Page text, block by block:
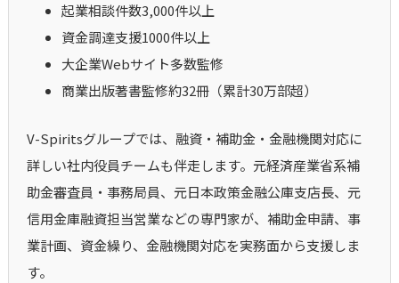
起業相談件数3,000件以上
資金調達支援1000件以上
大企業Webサイト多数監修
商業出版著書監修約32冊（累計30万部超）
V-Spiritsグループでは、融資・補助金・金融機関対応に
詳しい社内役員チームも伴走します。元経済産業省系補
助金審査員・事務局員、元日本政策金融公庫支店長、元
信用金庫融資担当営業などの専門家が、補助金申請、事
業計画、資金繰り、金融機関対応を実務面から支援しま
す。